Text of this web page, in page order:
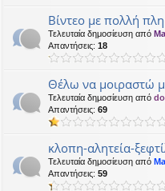
Βίντεο με πολλή
Τελευταία δημοσίευση από
Απαντήσεις: 18
Θέλω να μοιραστώ
Τελευταία δημοσίευση από
Απαντήσεις: 69
κλοπη-αλητεία-
Τελευταία δημοσίευση από
Απαντήσεις: 59